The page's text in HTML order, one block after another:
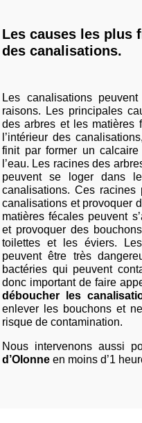
Les causes les plus
des canalisations.
Les canalisations
raisons. Les principales
des arbres et les matières
l’intérieur des
finit par former un
l’eau. Les racines des
peuvent se loger dans
canalisations. Ces racines
canalisations et provoquer
matières fécales peuvent
et provoquer des
toilettes et les éviers.
peuvent être très
bactéries qui peuvent
donc important de faire
déboucher les
enlever les bouchons et
risque de contamination.
Nous intervenons aussi
d’Olonne en moins d’1